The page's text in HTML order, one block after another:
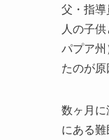
父・指
人の子
パプア
たのが
数ヶ月
にある